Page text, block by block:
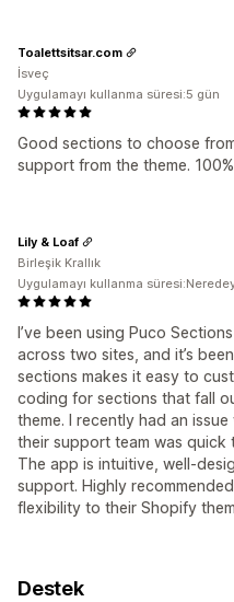
Good sections to choose
support from the theme.
Toalettsitsar.com
İsveç
Uygulamayı kullanma süresi:5 gün
I’ve been using Puco
across two sites, and it’s
sections makes it easy to
coding for sections that fall
theme. I recently had an
their support team was quick
The app is intuitive, well-
support. Highly
flexibility to their Shopify
Lily & Loaf
Birleşik Krallık
Uygulamayı kullanma
Destek